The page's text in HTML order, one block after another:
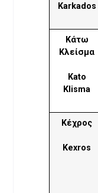
Karkados
Κάτω
Κλείσμα
Kato
Klisma
Κέχρος
Kexros